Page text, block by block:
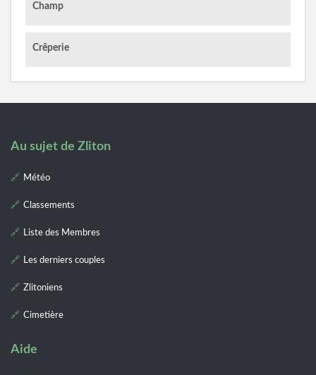
Champ
Crêperie
Au sujet de Zliton
Météo
Classements
Liste des Membres
Les derniers couples
Zlitoniens
Cimetière
Aide